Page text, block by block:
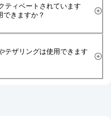
ティベートされています
きますか？
テザリングは使用できます